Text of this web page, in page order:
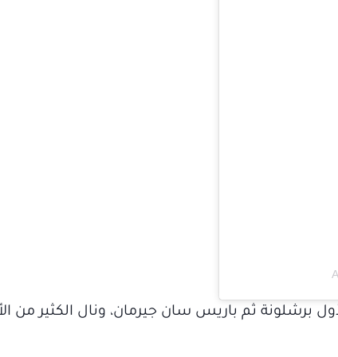
برشلونة ثم باريس سان جيرمان، ونال الكثير من